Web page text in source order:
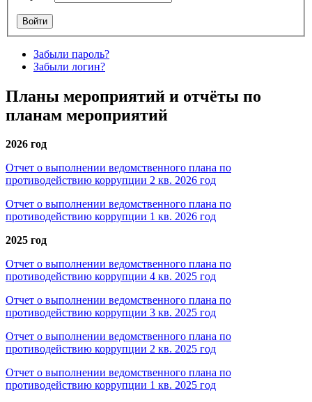
Забыли пароль?
Забыли логин?
Планы мероприятий и отчёты по
планам мероприятий
2026 год
Отчет о выполнении ведомственного плана по
противодействию коррупции 2 кв. 2026 год
Отчет о выполнении ведомственного плана по
противодействию коррупции 1 кв. 2026 год
2025 год
Отчет о выполнении ведомственного плана по
противодействию коррупции 4 кв. 2025 год
Отчет о выполнении ведомственного плана по
противодействию коррупции 3 кв. 2025 год
Отчет о выполнении ведомственного плана по
противодействию коррупции 2 кв. 2025 год
Отчет о выполнении ведомственного плана по
противодействию коррупции 1 кв. 2025 год